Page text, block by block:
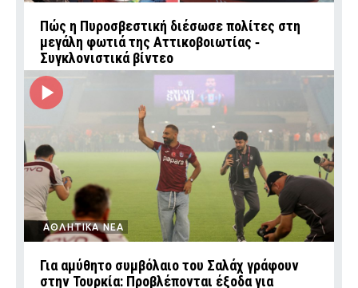
Πώς η Πυροσβεστική διέσωσε πολίτες στη
μεγάλη φωτιά της Αττικοβοιωτίας ‑
Συγκλονιστικά βίντεο
ΑΘΛΗΤΙΚΑ ΝΕΑ
Για αμύθητο συμβόλαιο του Σαλάχ γράφουν
στην Τουρκία: Προβλέπονται έξοδα για